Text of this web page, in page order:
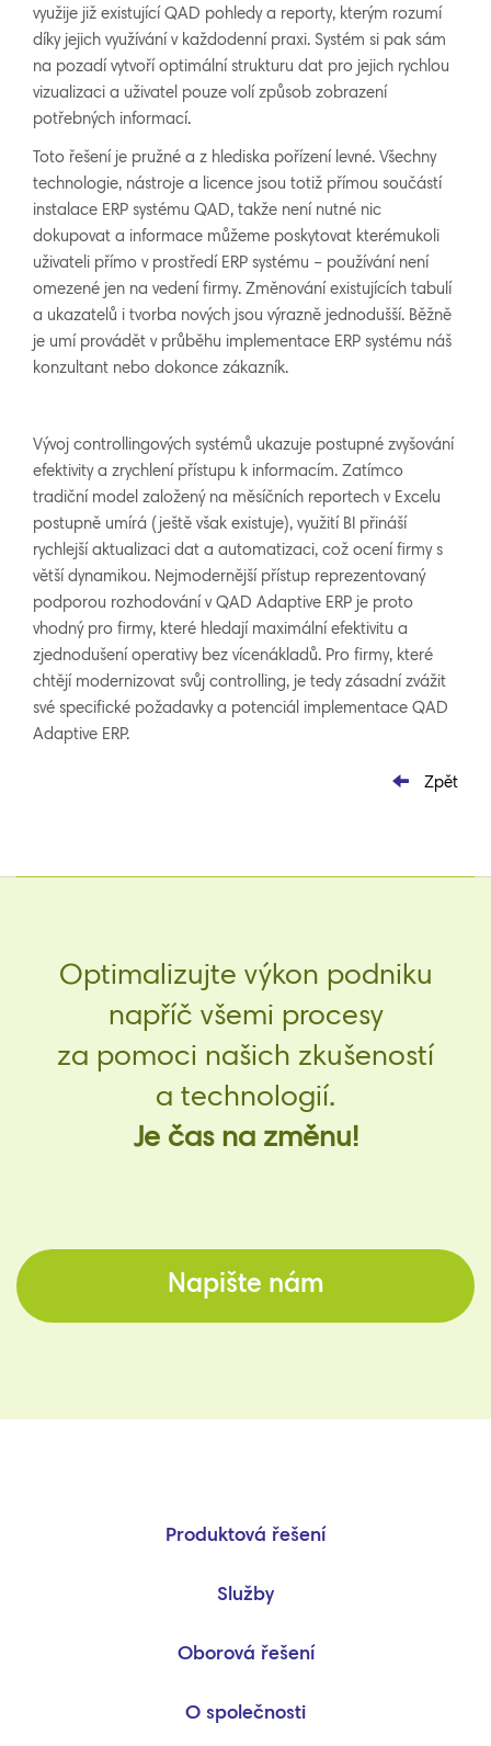
využije již existující QAD pohledy a reporty, kterým rozumí
díky jejich využívání v každodenní praxi. Systém si pak sám
na pozadí vytvoří optimální strukturu dat pro jejich rychlou
vizualizaci a uživatel pouze volí způsob zobrazení
potřebných informací.
Toto řešení je pružné a z hlediska pořízení levné. Všechny
technologie, nástroje a licence jsou totiž přímou součástí
instalace ERP systému QAD, takže není nutné nic
dokupovat a informace můžeme poskytovat kterémukoli
uživateli přímo v prostředí ERP systému – používání není
omezené jen na vedení firmy. Změnování existujících tabulí
a ukazatelů i tvorba nových jsou výrazně jednodušší. Běžně
je umí provádět v průběhu implementace ERP systému náš
konzultant nebo dokonce zákazník.
Vývoj controllingových systémů ukazuje postupné zvyšování
efektivity a zrychlení přístupu k informacím. Zatímco
tradiční model založený na měsíčních reportech v Excelu
postupně umírá (ještě však existuje), využití BI přináší
rychlejší aktualizaci dat a automatizaci, což ocení firmy s
větší dynamikou. Nejmodernější přístup reprezentovaný
podporou rozhodování v QAD Adaptive ERP je proto
vhodný pro firmy, které hledají maximální efektivitu a
zjednodušení operativy bez vícenákladů. Pro firmy, které
chtějí modernizovat svůj controlling, je tedy zásadní zvážit
své specifické požadavky a potenciál implementace QAD
Adaptive ERP.
Zpět
Optimalizujte výkon podniku
napříč všemi procesy
za pomoci našich zkušeností
a technologií.
Je čas na změnu!
Napište nám
Produktová řešení
Služby
Oborová řešení
O společnosti